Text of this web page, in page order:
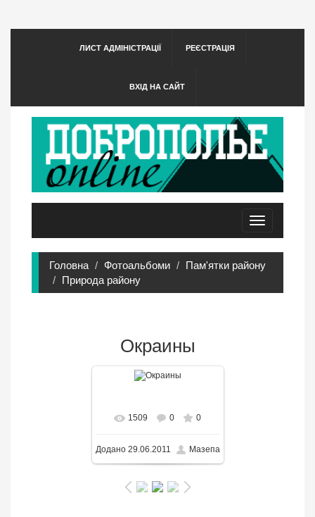
ЛИСТ АДМІНІСТРАЦІЇ РЕЄСТРАЦІЯ
ВХІД НА САЙТ
Toggle
navigation
Головна Фотоальбоми
Пам'ятки району
Природа району
Окраины
1280x960/ 190.7KB
1509 0 0
Додано29.06.2011 Мазепа